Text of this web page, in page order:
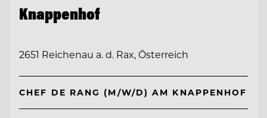
Knappenhof
2651 Reichenau a. d. Rax, Österreich
CHEF DE RANG (M/W/D) AM KNAPPENHOF